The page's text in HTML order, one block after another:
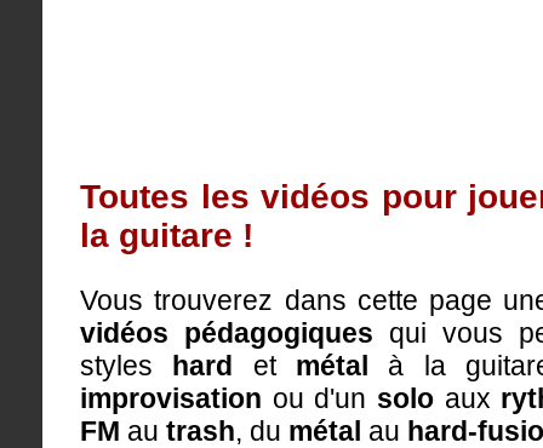
Toutes les vidéos pour
la guitare !
Vous trouverez dans cette page
vidéos pédagogiques qui vous
styles hard et métal à la
improvisation ou d'un soloaux
FM au trash, du métal au hard-